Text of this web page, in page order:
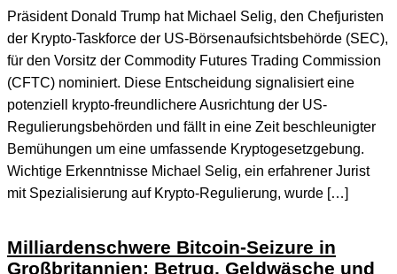
Präsident Donald Trump hat Michael Selig, den Chefjuristen
der Krypto-Taskforce der US-Börsenaufsichtsbehörde (SEC),
für den Vorsitz der Commodity Futures Trading Commission
(CFTC) nominiert. Diese Entscheidung signalisiert eine
potenziell krypto-freundlichere Ausrichtung der US-
Regulierungsbehörden und fällt in eine Zeit beschleunigter
Bemühungen um eine umfassende Kryptogesetzgebung.
Wichtige Erkenntnisse Michael Selig, ein erfahrener Jurist
mit Spezialisierung auf Krypto-Regulierung, wurde […]
Milliardenschwere Bitcoin-Seizure in
Großbritannien: Betrug, Geldwäsche und